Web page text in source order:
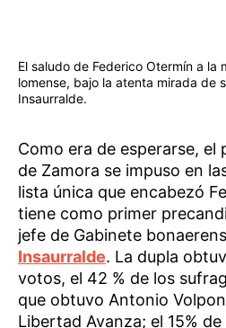
El saludo de Federico Otermín a la
lomense, bajo la atenta mirada de
Insaurralde.
Como era de esperarse, el
de Zamora se impuso en
lista única que encabezó
tiene como primer
jefe de Gabinete
Insaurralde. La dupla
votos, el 42 % de los
que obtuvo Antonio
Libertad Avanza; el 15%